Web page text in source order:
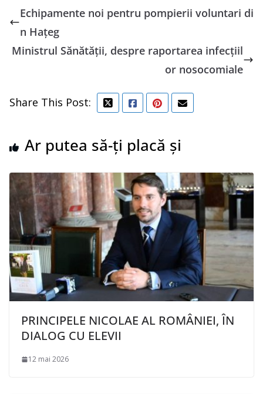
Echipamente noi pentru pompierii voluntari di
n Hațeg
Ministrul Sănătății, despre raportarea infecţiil
or nosocomiale
Share This Post:
Ar putea să-ți placă și
PRINCIPELE NICOLAE AL ROMÂNIEI, ÎN
DIALOG CU ELEVII
12 mai 2026